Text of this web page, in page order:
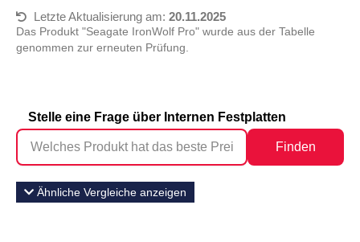
Letzte Aktualisierung am: 20.11.2025
Das Produkt "Seagate IronWolf Pro" wurde aus der Tabelle
genommen zur erneuten Prüfung.
Stelle eine Frage über Internen Festplatten
Finden
Ähnliche Vergleiche anzeigen